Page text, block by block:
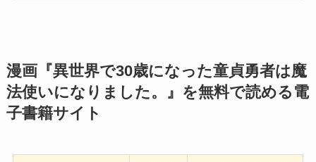
漫画『異世界で30歳になった童貞勇者は魔
法使いになりました。』を無料で読める電
子書籍サイト